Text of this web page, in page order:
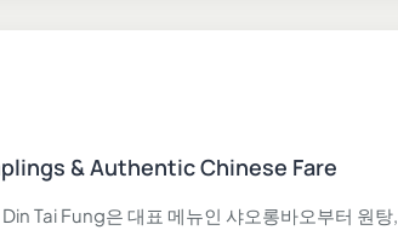
& Authentic Chinese Fare
Tai Fung은 대표 메뉴인 샤오롱바오부터 원